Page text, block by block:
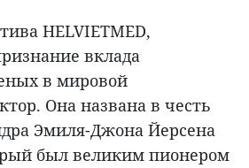
HELVIETMED,
вклада
в мировой
Она названа в честь
Эмиля-Джона Йерсена
был великим пионером